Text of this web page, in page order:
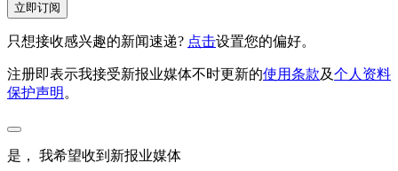
立即订阅
只想接收感兴趣的新闻速递? 点击设置您的偏好。
注册即表示我接受新报业媒体不时更新的使用条款及个人资料
保护声明 。
是， 我希望收到新报业媒体